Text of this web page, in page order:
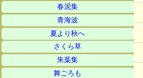
春泥集
青海波
夏より秋へ
さくら草
朱葉集
舞ごろも